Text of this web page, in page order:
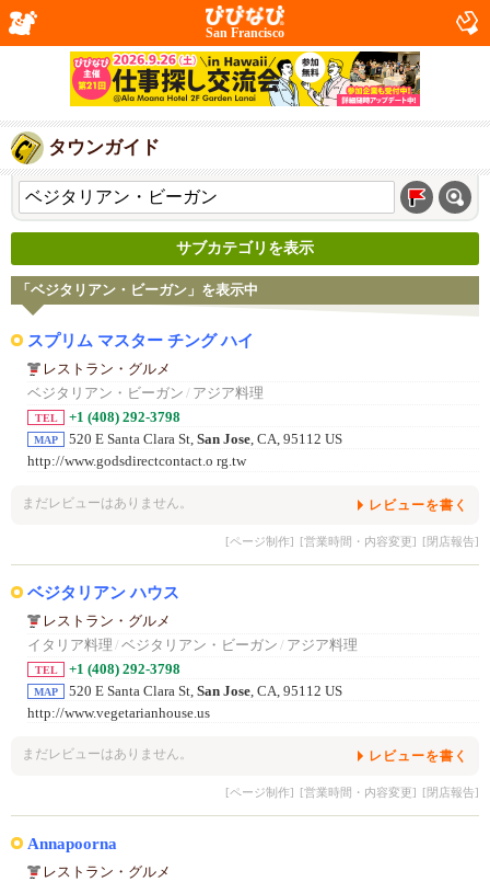
San Francisco
タウンガイド
サブカテゴリを表示
「ベジタリアン・ビーガン」を表示中
スプリム マスター チング ハイ
レストラン・グルメ
ベジタリアン・ビーガン / アジア料理
TEL +1 (408) 292-3798
MAP 520 E Santa Clara St, San Jose, CA, 95112 US
http://www.godsdirectcontact.o rg.tw
まだレビューはありません。 レビューを書く
[ページ制作] [営業時間・内容変更] [閉店報告]
ベジタリアン ハウス
レストラン・グルメ
イタリア料理 / ベジタリアン・ビーガン / アジア料理
TEL +1 (408) 292-3798
MAP 520 E Santa Clara St, San Jose , CA, 95112 US
http://www.vegetarianhouse.us
まだレビューはありません。 レビューを書く
[ページ制作] [営業時間・内容変更] [閉店報告]
Annapoorna
レストラン・グルメ